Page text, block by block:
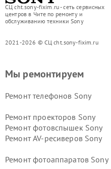
СЦ cht.sony-fixim.ru - сеть сервисных
центров в Чите по ремонту и
обслуживанию техники Sony
2021-2026 © СЦ cht.sony-fixim.ru
Мы ремонтируем
Ремонт телефонов Sony
Ремонт проекторов Sony
Ремонт фотовспышек Sony
Ремонт AV-ресиверов Sony
Ремонт фотоаппаратов Sony